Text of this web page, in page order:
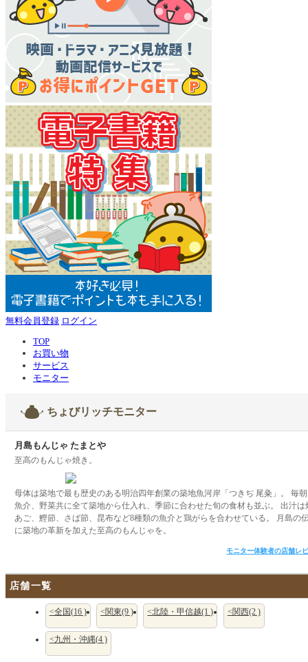
無料会員登録 ログイン
TOP
お買い物
サービス
モニター
ちょびリッチモニター
月島もんじゃ たまとや
至高のもんじゃ焼き。
母体は築地で最も歴史のある明治四年創業の築地魚河岸「つきぢ 尾粂」。 毎
魚介、野菜共に全て築地から仕入れ、季節に合わせた旬の食材も並ぶ。 出汁は
あご、鰹節、さば節、昆布など8種類の魚介と鶏がらを合わせている。 月島の
に築地の革新を加えた至高のもんじゃを。
モニター体験者の店舗レ
店舗一覧
<全国(16 ) <関東(9 ) <北陸・甲信越(1 ) <関西(2 )
<九州・沖縄(4 )